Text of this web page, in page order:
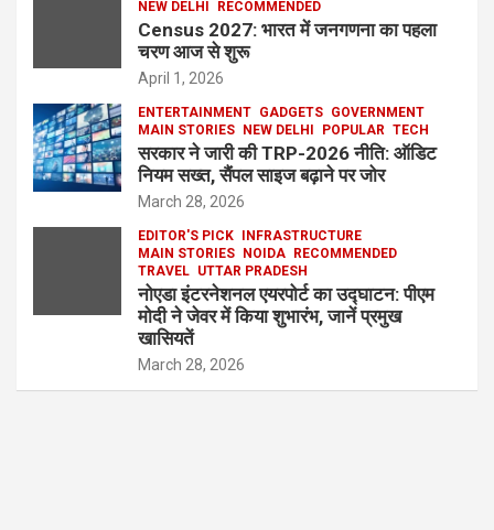
NEW DELHI
RECOMMENDED
Census 2027: भारत में जनगणना का पहला
चरण आज से शुरू
April 1, 2026
ENTERTAINMENT GADGETS GOVERNMENT
MAIN STORIES
NEW DELHI POPULAR TECH
सरकार ने जारी की TRP-2026 नीति: ऑडिट
नियम सख्त, सैंपल साइज बढ़ाने पर जोर
March 28, 2026
EDITOR'S PICK
INFRASTRUCTURE
MAIN STORIES
NOIDA
RECOMMENDED
TRAVEL UTTAR PRADESH
नोएडा इंटरनेशनल एयरपोर्ट का उद्घाटन: पीएम
मोदी ने जेवर में किया शुभारंभ, जानें प्रमुख
खासियतें
March 28, 2026